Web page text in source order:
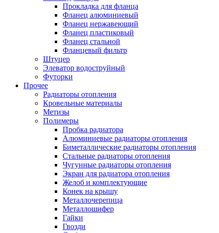
Прокладка для фланца
Фланец алюминиевый
Фланец нержавеющий
Фланец пластиковый
Фланец стальной
Фланцевый фильтр
Штуцер
Элеватор водоструйный
Футорки
Прочее
Радиаторы отопления
Кровельные материалы
Метизы
Полимеры
Пробка радиатора
Алюминиевые радиаторы отопления
Биметаллические радиаторы отопления
Стальные радиаторы отопления
Чугунные радиаторы отопления
Экран для радиатора отопления
Желоб и комплектующие
Конек на крышу
Металлочерепица
Металлошифер
Гайки
Гвозди